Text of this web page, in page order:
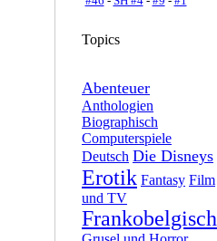
Topics
Abenteuer
Anthologien
Biographisch
Computerspiele
Deutsch Die Disneys
Erotik Fantasy Film
und TV
Frankobelgisch